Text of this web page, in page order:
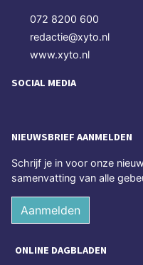
072 8200 600
redactie@xyto.nl
www.xyto.nl
SOCIAL MEDIA
NIEUWSBRIEF AANMELDEN
Schrijf je in voor onze
samenvatting van alle
Aanmelden
ONLINE DAGBLADEN